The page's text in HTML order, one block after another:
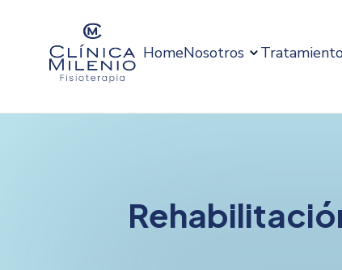
HomeNosotros